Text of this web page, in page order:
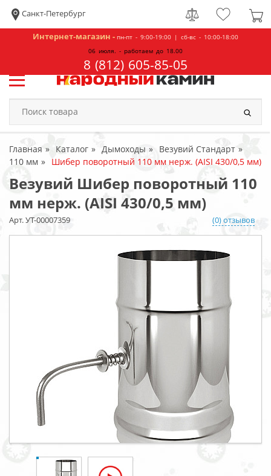
Санкт-Петербург
Интернет-магазин - пн-пт - 9:00-19:00 | сб-вс - 10:00-18:00
06 июля. - работаем до 18.00
8 (812) 605-85-05
Главная Каталог Дымоходы
Везувий Стандарт
110 мм
Шибер поворотный 110 мм нерж. (AISI 430/0,5 мм)
Везувий Шибер поворотный 110
мм нерж. (AISI 430/0,5 мм)
Арт. УТ-00007359 (0) отзывов